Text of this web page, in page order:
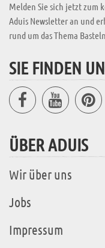
Melden Sie sich jetzt zum
Aduis Newsletter an und
rund um das Thema
SIE FINDEN
ÜBER ADUIS
Wir über uns
Jobs
Impressum